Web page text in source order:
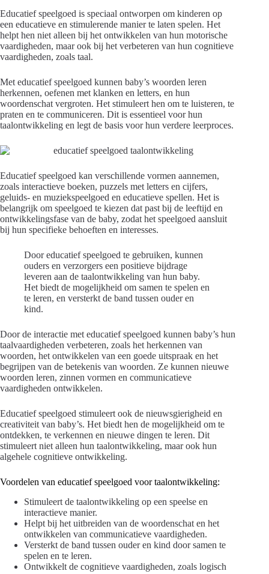
Educatief speelgoed is speciaal ontworpen om kinderen op
een educatieve en stimulerende manier te laten spelen. Het
helpt hen niet alleen bij het ontwikkelen van hun motorische
vaardigheden, maar ook bij het verbeteren van hun cognitieve
vaardigheden, zoals taal.
Met educatief speelgoed kunnen baby’s woorden leren
herkennen, oefenen met klanken en letters, en hun
woordenschat vergroten. Het stimuleert hen om te luisteren, te
praten en te communiceren. Dit is essentieel voor hun
taalontwikkeling en legt de basis voor hun verdere leerproces.
Educatief speelgoed kan verschillende vormen aannemen,
zoals interactieve boeken, puzzels met letters en cijfers,
geluids- en muziekspeelgoed en educatieve spellen. Het is
belangrijk om speelgoed te kiezen dat past bij de leeftijd en
ontwikkelingsfase van de baby, zodat het speelgoed aansluit
bij hun specifieke behoeften en interesses.
Door educatief speelgoed te gebruiken, kunnen
ouders en verzorgers een positieve bijdrage
leveren aan de taalontwikkeling van hun baby.
Het biedt de mogelijkheid om samen te spelen en
te leren, en versterkt de band tussen ouder en
kind.
Door de interactie met educatief speelgoed kunnen baby’s hun
taalvaardigheden verbeteren, zoals het herkennen van
woorden, het ontwikkelen van een goede uitspraak en het
begrijpen van de betekenis van woorden. Ze kunnen nieuwe
woorden leren, zinnen vormen en communicatieve
vaardigheden ontwikkelen.
Educatief speelgoed stimuleert ook de nieuwsgierigheid en
creativiteit van baby’s. Het biedt hen de mogelijkheid om te
ontdekken, te verkennen en nieuwe dingen te leren. Dit
stimuleert niet alleen hun taalontwikkeling, maar ook hun
algehele cognitieve ontwikkeling.
Voordelen van educatief speelgoed voor taalontwikkeling:
Stimuleert de taalontwikkeling op een speelse en
interactieve manier.
Helpt bij het uitbreiden van de woordenschat en het
ontwikkelen van communicatieve vaardigheden.
Versterkt de band tussen ouder en kind door samen te
spelen en te leren.
Ontwikkelt de cognitieve vaardigheden, zoals logisch